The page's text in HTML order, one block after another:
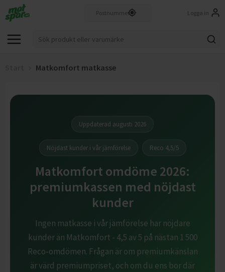
Logga in
Matkomfort matkasse
Uppdaterad augusti 2026
Nöjdast kunder i vår jämförelse Reco 4,5/5
Matkomfort omdöme 2026:
premiumkassen med nöjdast
kunder
Ingen matkasse i vår jämförelse har nöjdare
kunder än Matkomfort - 4,5 av 5 på nästan 1 500
Reco-omdömen. Frågan är om premiumkänslan
är värd premiumpriset, och om du ens bor där